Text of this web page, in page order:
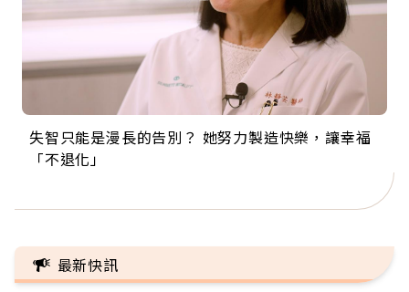
失智只能是漫長的告別？ 她努力製造快樂，讓幸福
「不退化」
來自剛果的巧克力神父 為台灣奉獻36年 「台灣是我
的家，我連作夢都講台語！」
63歲卸矽谷副總、搬回台灣找快樂！「蛋黃哥小
丑」走進安養院，逗樂上萬爺奶：退休後才開始真
104歲打破金氏世界紀錄 成為全球最年長羽球選
手，分享長壽的秘密原來是「這個」
事業巔峰他選擇追夢…黑手阿伯拉小提琴還登上小
巨蛋！連CNN都大讚！
最新快訊